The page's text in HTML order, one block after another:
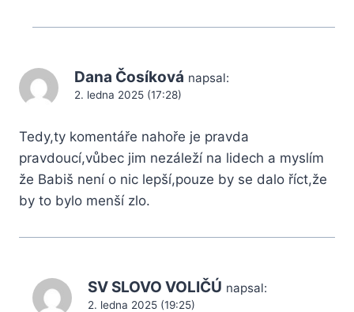
Dana Čosíková napsal:
2. ledna 2025 (17:28)
Tedy,ty komentáře nahoře je pravda
pravdoucí,vůbec jim nezáleží na lidech a myslím
že Babiš není o nic lepší,pouze by se dalo říct,že
by to bylo menší zlo.
SV SLOVO VOLIČÚ napsal:
2. ledna 2025 (19:25)